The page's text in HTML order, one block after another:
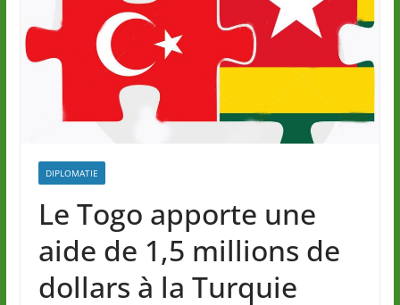
DIPLOMATIE
Le Togo apporte une
aide de 1,5 millions de
dollars à la Turquie